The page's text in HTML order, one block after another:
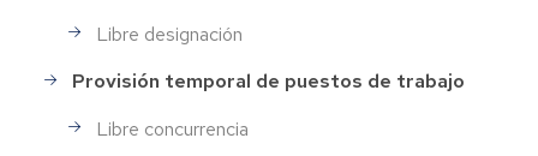
Libre designación
Provisión temporal de puestos de trabajo
Libre concurrencia